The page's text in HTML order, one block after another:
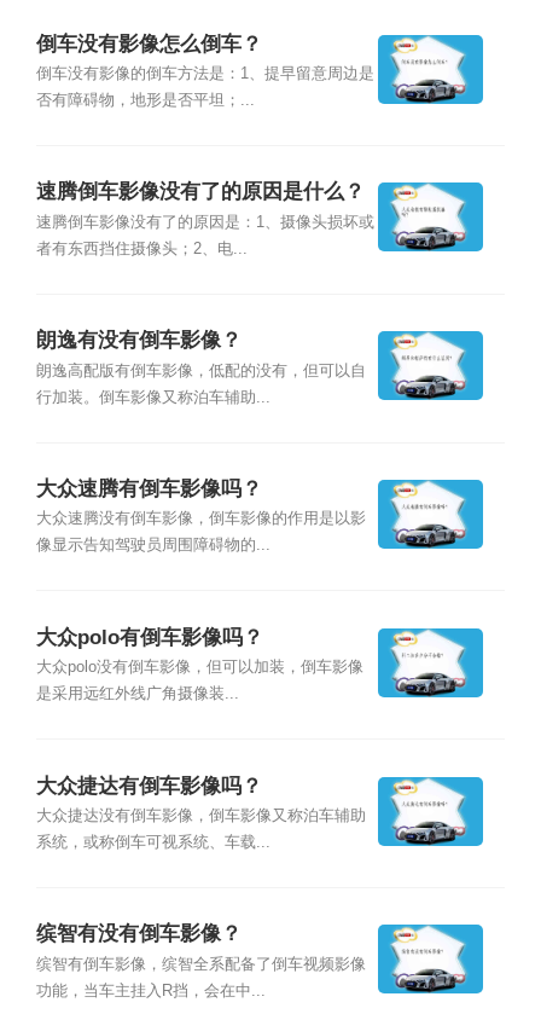
倒车没有影像怎么倒车？
倒车没有影像的倒车方法是：1、提早留意周边是
否有障碍物，地形是否平坦；...
速腾倒车影像没有了的原因是什么？
速腾倒车影像没有了的原因是：1、摄像头损坏或
者有东西挡住摄像头；2、电...
朗逸有没有倒车影像？
朗逸高配版有倒车影像，低配的没有，但可以自
行加装。倒车影像又称泊车辅助...
大众速腾有倒车影像吗？
大众速腾没有倒车影像，倒车影像的作用是以影
像显示告知驾驶员周围障碍物的...
大众polo有倒车影像吗？
大众polo没有倒车影像，但可以加装，倒车影像
是采用远红外线广角摄像装...
大众捷达有倒车影像吗？
大众捷达没有倒车影像，倒车影像又称泊车辅助
系统，或称倒车可视系统、车载...
缤智有没有倒车影像？
缤智有倒车影像，缤智全系配备了倒车视频影像
功能，当车主挂入R挡，会在中...